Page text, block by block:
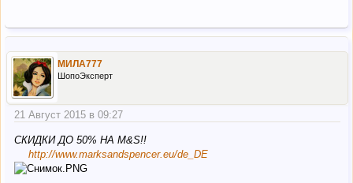
МИЛА777
ШопоЭксперт
21 Август 2015 в 09:27
СКИДКИ ДО 50% НА M&S!!
http://www.marksandspencer.eu/de_DE